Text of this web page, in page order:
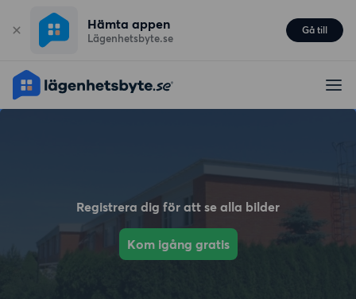
Hämta appen
Lägenhetsbyte.se
Gå till
Registrera dig för att se alla bilder
Kom igång gratis